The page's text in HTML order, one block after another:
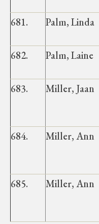
681. Palm, Linda
682. Palm, Laine
683. Miller, Jaan
684.
Miller, Ann
685.
Miller, Ann